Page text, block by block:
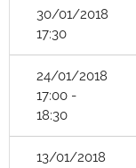
30/01/2018
17:30
24/01/2018
17:00 -
18:30
13/01/2018